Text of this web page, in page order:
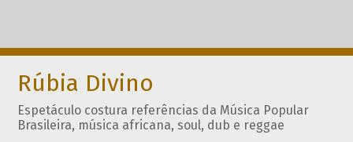
Rúbia Divino
Espetáculo costura referências da Música Popular
Brasileira, música africana, soul, dub e reggae